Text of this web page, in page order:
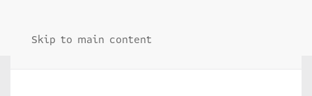
Skip to main content